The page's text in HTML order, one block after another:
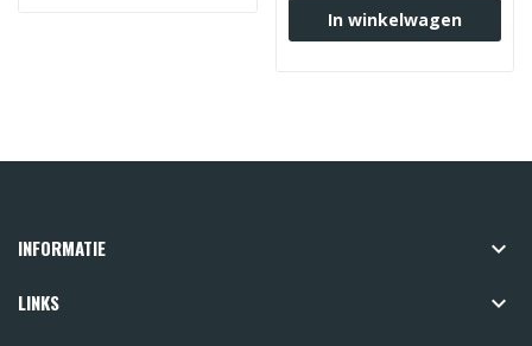
In winkelwagen
INFORMATIE 
LINKS 